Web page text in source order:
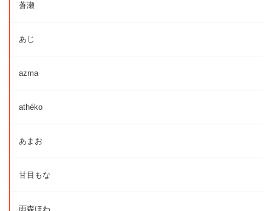
蒼瀬
あじ
azma
athéko
あまお
甘目もな
雨森ほわ